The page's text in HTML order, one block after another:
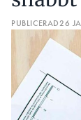
PUBLICERAD26